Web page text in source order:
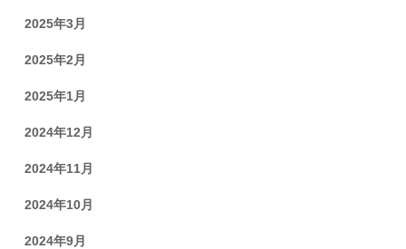
2025年3月
2025年2月
2025年1月
2024年12月
2024年11月
2024年10月
2024年9月